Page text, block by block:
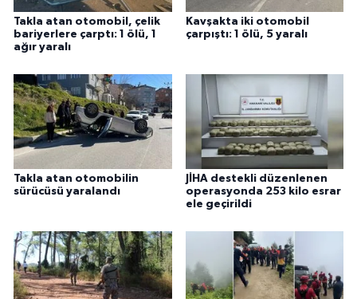
Takla atan otomobil, çelik
bariyerlere çarptı: 1 ölü, 1
ağır yaralı
Kavşakta iki otomobil
çarpıştı: 1 ölü, 5 yaralı
Takla atan otomobilin
sürücüsü yaralandı
JİHA destekli düzenlenen
operasyonda 253 kilo esrar
ele geçirildi